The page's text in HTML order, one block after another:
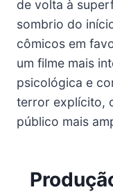
de volta à
sombrio do
cômicos em
um filme mais
psicológica e
terror explícito,
público mais